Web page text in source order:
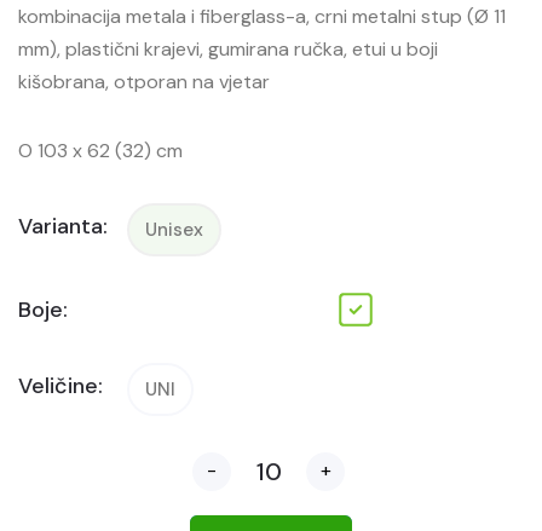
kombinacija metala i fiberglass-a, crni metalni stup (Ø 11
mm), plastični krajevi, gumirana ručka, etui u boji
kišobrana, otporan na vjetar
O 103 x 62 (32) cm
Varianta: Unisex
Boje:
Veličine: UNI
- +